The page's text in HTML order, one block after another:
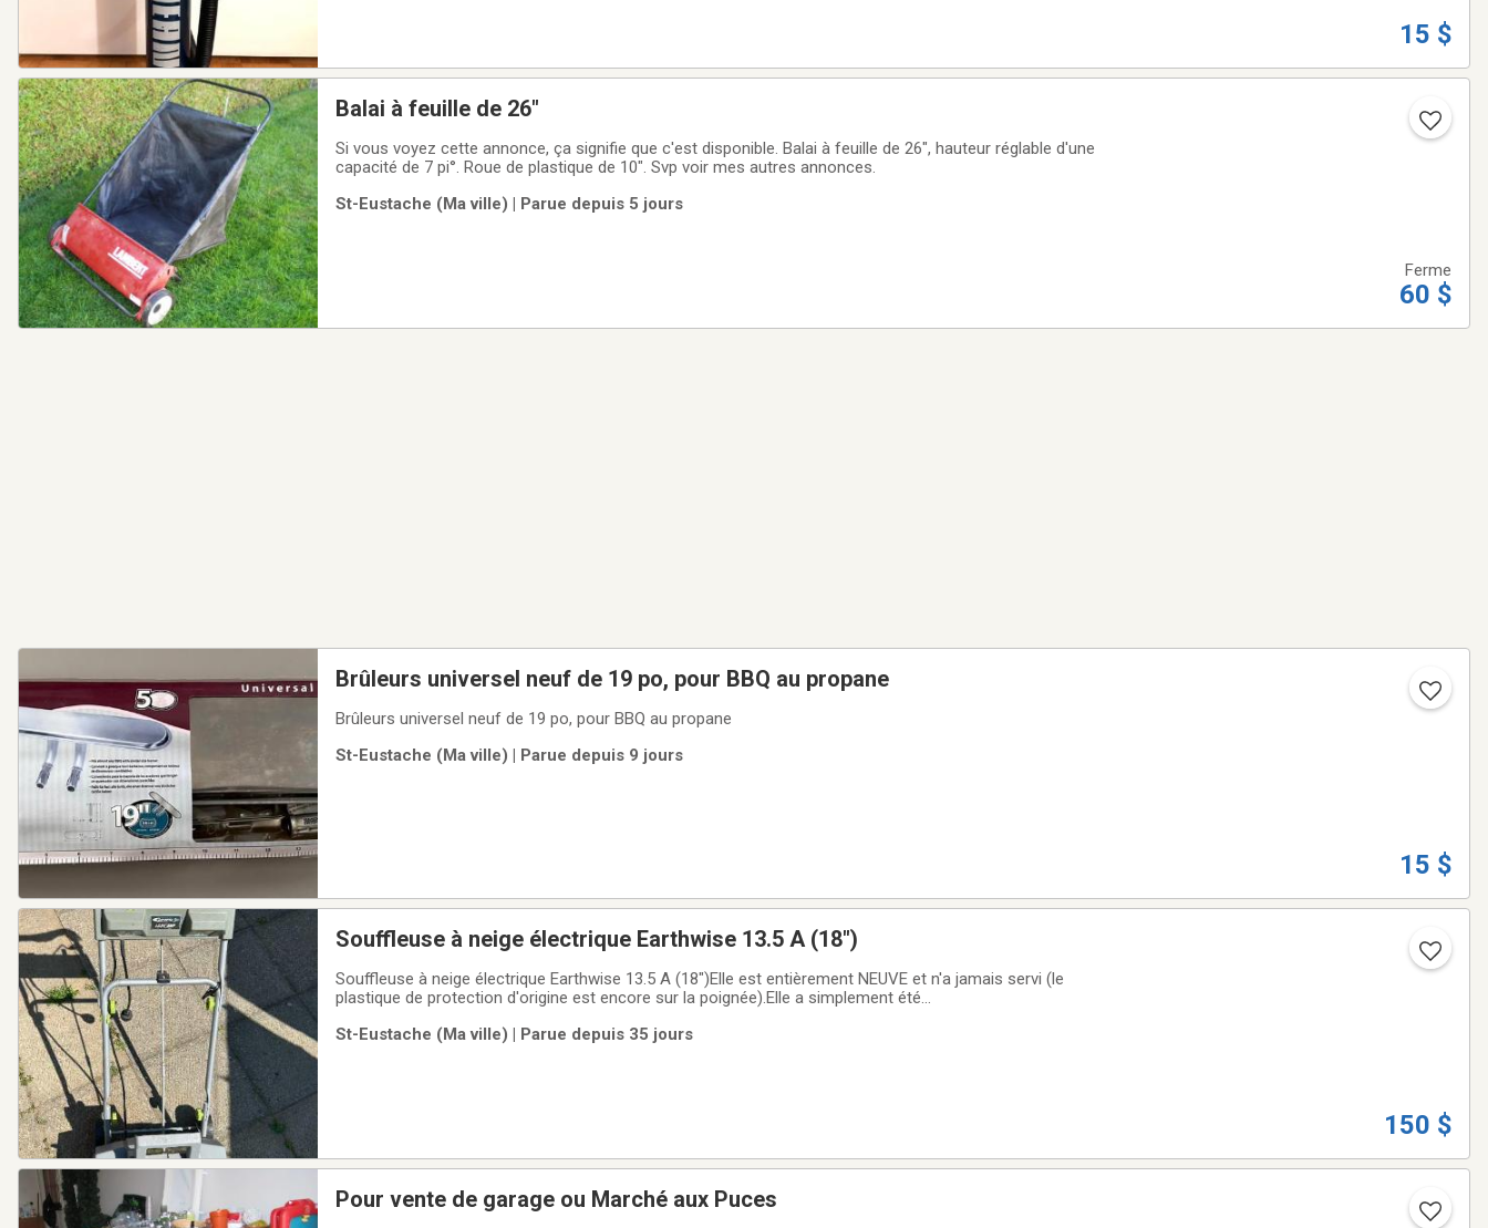
15 $
Balai à feuille de 26"
Si vous voyez cette annonce, ça signifie que c'est disponible. Balai à feuille de 26", hauteur réglable d'une
capacité de 7 pi°. Roue de plastique de 10". Svp voir mes autres annonces.
St-Eustache (Ma ville) | Parue depuis 5 jours
Ferme
60 $
Brûleurs universel neuf de 19 po, pour BBQ au propane
Brûleurs universel neuf de 19 po, pour BBQ au propane
St-Eustache (Ma ville) | Parue depuis 9 jours
15 $
Souffleuse à neige électrique Earthwise 13.5 A (18")
Souffleuse à neige électrique Earthwise 13.5 A (18")Elle est entièrement NEUVE et n'a jamais servi (le
plastique de protection d'origine est encore sur la poignée).Elle a simplement été
minute).Largeur de travail de 18 pouces et profondeur de 12
St-Eustache (Ma ville) | Parue depuis 35 jours
150 $
Pour vente de garage ou Marché aux Puces